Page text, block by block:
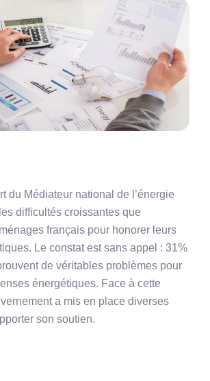
du Médiateur national de l’énergie
difficultés croissantes que
français pour honorer leurs
Le constat est sans appel : 31%
de véritables problèmes pour
énergétiques. Face à cette
a mis en place diverses
son soutien.